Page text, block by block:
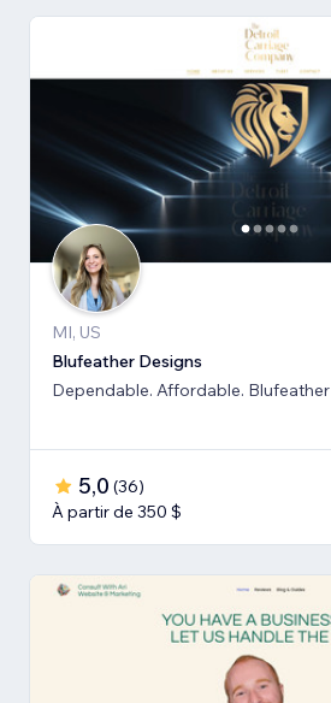
MI, US
Blufeather Designs
Dependable. Affordable. Blufeather
5,0 (36)
À partir de 350 $